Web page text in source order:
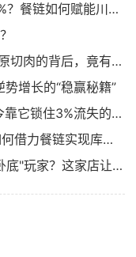
能川菜顶流饕林稳步增长
背后，竟有它的功劳？
增长的“稳赢秘籍”
锁住3%流失的成本
库存0盲区、食安0风险
家店让年轻人玩明白了！